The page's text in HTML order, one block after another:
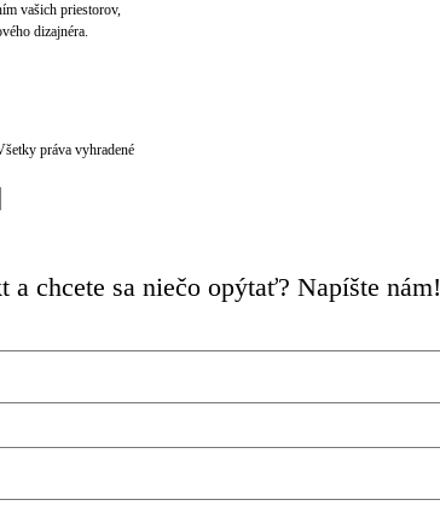
vašich priestorov,
dizajnéra.
práva vyhradené
a chcete sa niečo opýtať? Napíšte nám!